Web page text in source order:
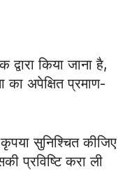
किया जाना है,
अपेक्षित प्रमाण-
सुनिश्चित कीजिए
प्रविष्टि करा ली